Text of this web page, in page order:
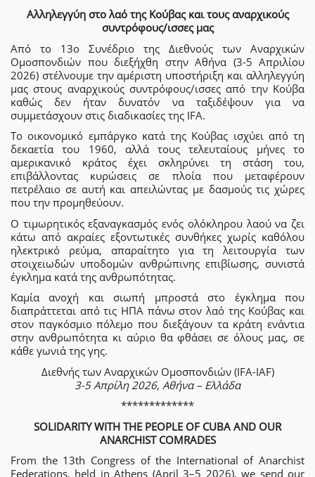
Αλληλεγγύη στο λαό της Κούβας και τους αναρχικούς
συντρόφους/ισσες μας
Από το 13ο Συνέδριο της Διεθνούς των Αναρχικών
Ομοσπονδιών που διεξήχθη στην Αθήνα (3-5 Απριλίου
2026) στέλνουμε την αμέριστη υποστήριξη και αλληλεγγύη
μας στους αναρχικούς συντρόφους/ισσες από την Κούβα
καθώς δεν ήταν δυνατόν να ταξιδέψουν για να
συμμετάσχουν στις διαδικασίες της IFA.
Το οικονομικό εμπάργκο κατά της Κούβας ισχύει από τη
δεκαετία του 1960, αλλά τους τελευταίους μήνες το
αμερικανικό κράτος έχει σκληρύνει τη στάση του,
επιβάλλοντας κυρώσεις σε πλοία που μεταφέρουν
πετρέλαιο σε αυτή και απειλώντας με δασμούς τις χώρες
που την προμηθεύουν.
Ο τιμωρητικός εξαναγκασμός ενός ολόκληρου λαού να ζει
κάτω από ακραίες εξοντωτικές συνθήκες χωρίς καθόλου
ηλεκτρικό ρεύμα, απαραίτητο για τη λειτουργία των
στοιχειωδών υποδομών ανθρώπινης επιβίωσης, συνιστά
έγκλημα κατά της ανθρωπότητας.
Καμία ανοχή και σιωπή μπροστά στο έγκλημα που
διαπράττεται από τις ΗΠΑ πάνω στον λαό της Κούβας και
στον παγκόσμιο πόλεμο που διεξάγουν τα κράτη ενάντια
στην ανθρωπότητα κι αύριο θα φθάσει σε όλους μας, σε
κάθε γωνιά της γης.
Διεθνής των Αναρχικών Ομοσπονδιών (IFA-IAF)
3-5 Απρίλη 2026, Αθήνα – Ελλάδα
*************
SOLIDARITY WITH THE PEOPLE OF CUBA AND OUR
ANARCHIST COMRADES
From the 13th Congress of the International of Anarchist
Federations, held in Athens (April 3–5 2026), we send our